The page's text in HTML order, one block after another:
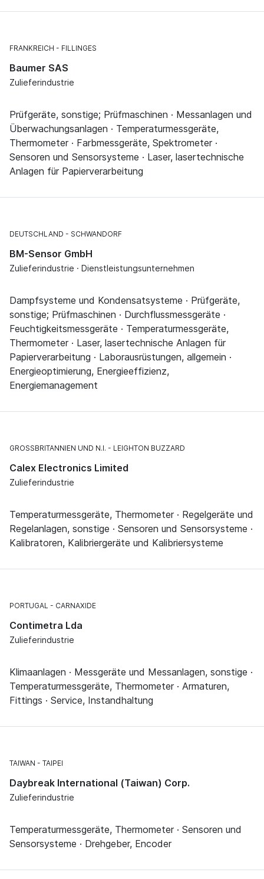
FRANKREICH FILLINGES
Baumer SAS
Zulieferindustrie
Prüfgeräte, sonstige; Prüfmaschinen · Messanlagen und
Überwachungsanlagen · Temperaturmessgeräte,
Thermometer · Farbmessgeräte, Spektrometer ·
Sensoren und Sensorsysteme · Laser, lasertechnische
Anlagen für Papierverarbeitung
DEUTSCHLAND SCHWANDORF
BM-Sensor GmbH
Zulieferindustrie · Dienstleistungsunternehmen
Dampfsysteme und Kondensatsysteme · Prüfgeräte,
sonstige; Prüfmaschinen · Durchflussmessgeräte ·
Feuchtigkeitsmessgeräte · Temperaturmessgeräte,
Thermometer · Laser, lasertechnische Anlagen für
Papierverarbeitung · Laborausrüstungen, allgemein ·
Energieoptimierung, Energieeffizienz,
Energiemanagement
GROSSBRITANNIEN UND N.I. LEIGHTON BUZZARD
Calex Electronics Limited
Zulieferindustrie
Temperaturmessgeräte, Thermometer · Regelgeräte und
Regelanlagen, sonstige · Sensoren und Sensorsysteme ·
Kalibratoren, Kalibriergeräte und Kalibriersysteme
PORTUGAL CARNAXIDE
Contimetra Lda
Zulieferindustrie
Klimaanlagen · Messgeräte und Messanlagen, sonstige ·
Temperaturmessgeräte, Thermometer · Armaturen,
Fittings · Service, Instandhaltung
TAIWAN TAIPEI
Daybreak International (Taiwan) Corp.
Zulieferindustrie
Temperaturmessgeräte, Thermometer · Sensoren und
Sensorsysteme · Drehgeber, Encoder